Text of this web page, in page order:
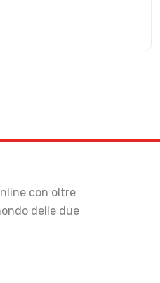
con oltre
delle due